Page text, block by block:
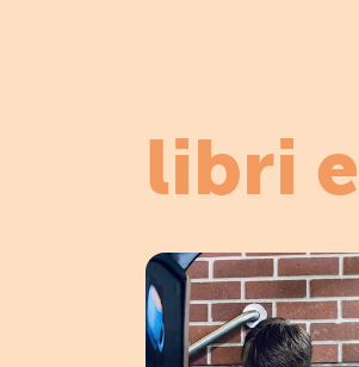
libri